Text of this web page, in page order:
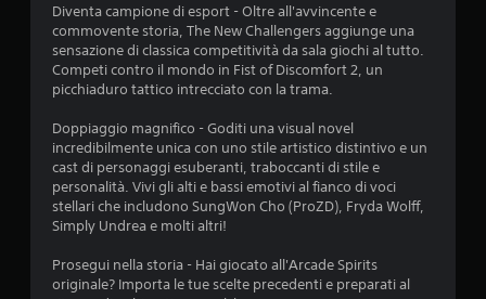
Diventa campione di esport - Oltre all'avvincente e
commovente storia, The New Challengers aggiunge una
sensazione di classica competitività da sala giochi al tutto.
Competi contro il mondo in Fist of Discomfort 2, un
picchiaduro tattico intrecciato con la trama.
Doppiaggio magnifico - Goditi una visual novel
incredibilmente unica con uno stile artistico distintivo e un
cast di personaggi esuberanti, traboccanti di stile e
personalità. Vivi gli alti e bassi emotivi al fianco di voci
stellari che includono SungWon Cho (ProZD), Fryda Wolff,
Simply Undrea e molti altri!
Prosegui nella storia - Hai giocato all'Arcade Spirits
originale? Importa le tue scelte precedenti e preparati al